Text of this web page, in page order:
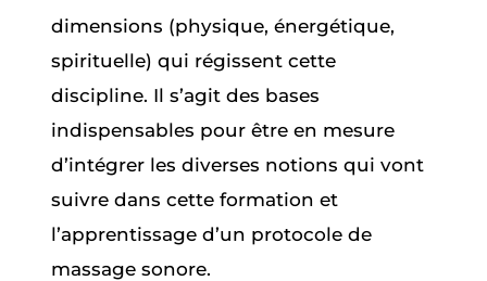
dimensions (physique, énergétique,
spirituelle) qui régissent cette
discipline. Il s’agit des bases
indispensables pour être en mesure
d’intégrer les diverses notions qui vont
suivre dans cette formation et
l’apprentissage d’un protocole de
massage sonore.